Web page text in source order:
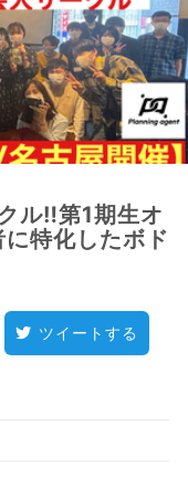
ル‼️第1期生オ
特化したボド
ツイートする